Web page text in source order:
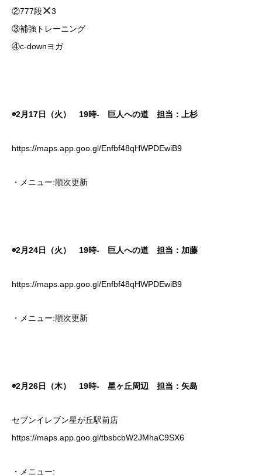
②777段
3
③補強トレーニング
④c-downヨガ
◉2月17日（火） 19時- 巨人への道 担当：上杉
https://maps.app.goo.gl/Enfbf48qHWPDEwiB9
・メニュー:順次更新
◉2月24日（火） 19時- 巨人への道 担当：加藤
https://maps.app.goo.gl/Enfbf48qHWPDEwiB9
・メニュー:順次更新
◉2月26日（木） 19時- 星ヶ丘周辺 担当：矢島
セブンイレブン星が丘駅前店
https://maps.app.goo.gl/tbsbcbW2JMhaC9SX6
・メニュー: